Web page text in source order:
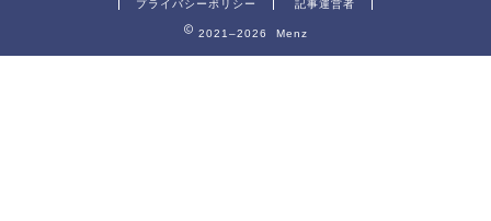
プライバシーポリシー 記事運営者
2021–2026 Menz